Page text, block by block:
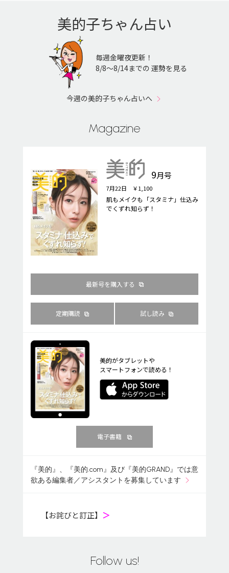
美的子ちゃん占い
毎週金曜夜更新！
8/8〜8/14までの 運勢を見る
今週の美的子ちゃん占いへ
Magazine
9月号
7月22日 ￥1,100
肌もメイクも「スタミナ」仕込み
でくずれ知らず！
最新号を購入する
定期購読 試し読み
美的がタブレットや
スマートフォンで読める！
電子書籍
『美的』、『美的.com』及び『美的GRAND』では意
欲ある編集者／アシスタントを募集しています
【お詫びと訂正】 ＞
Follow us!